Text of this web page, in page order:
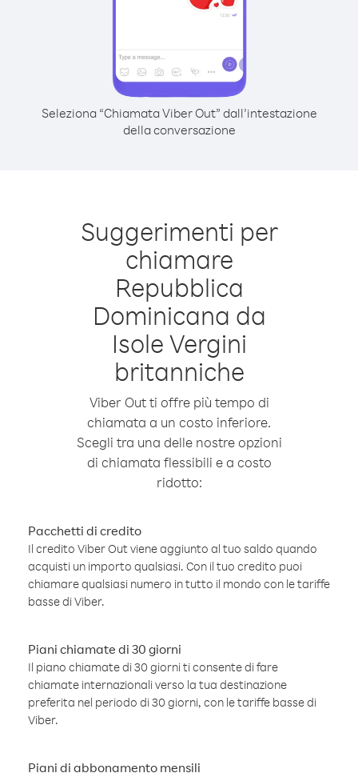
Seleziona “Chiamata Viber Out” dall’intestazione
della conversazione
Suggerimenti per
chiamare
Repubblica
Dominicana da
Isole Vergini
britanniche
Viber Out ti offre più tempo di
chiamata a un costo inferiore.
Scegli tra una delle nostre opzioni
di chiamata flessibili e a costo
ridotto:
Pacchetti di credito
Il credito Viber Out viene aggiunto al tuo saldo quando
acquisti un importo qualsiasi. Con il tuo credito puoi
chiamare qualsiasi numero in tutto il mondo con le tariffe
basse di Viber.
Piani chiamate di 30 giorni
Il piano chiamate di 30 giorni ti consente di fare
chiamate internazionali verso la tua destinazione
preferita nel periodo di 30 giorni, con le tariffe basse di
Viber.
Piani di abbonamento mensili